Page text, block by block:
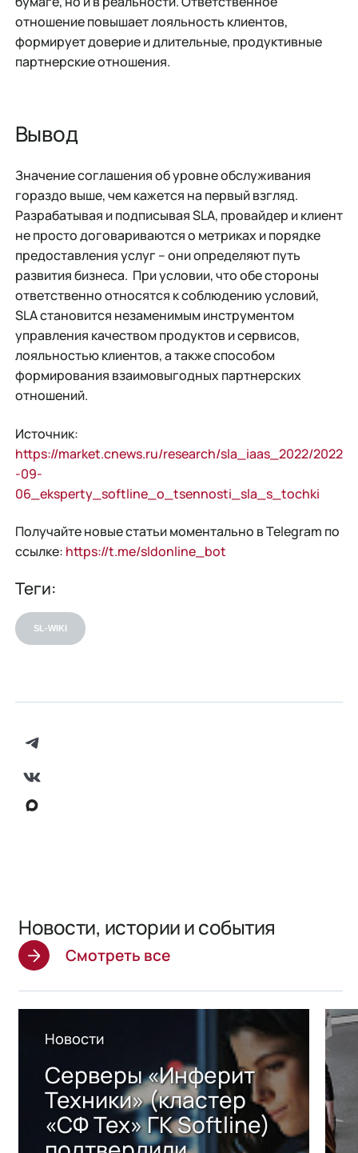
отношение повышает лояльность клиентов,
формирует доверие и длительные, продуктивные
партнерские отношения.
Вывод
Значение соглашения об уровне обслуживания
гораздо выше, чем кажется на первый взгляд.
Разрабатывая и подписывая SLA, провайдер и клиент
не просто договариваются о метриках и порядке
предоставления услуг – они определяют путь
развития бизнеса. При условии, что обе стороны
ответственно относятся к соблюдению условий,
SLA становится незаменимым инструментом
управления качеством продуктов и сервисов,
лояльностью клиентов, а также способом
формирования взаимовыгодных партнерских
отношений.
Источник:
https://market.cnews.ru/research/sla_iaas_2022/2022
-09-
06_eksperty_softline_o_tsennosti_sla_s_tochki
Получайте новые статьи моментально в Telegram по
ссылке: https://t.me/sldonline_bot
Теги:
SL-WIKI
Новости, истории и события
Смотреть все
Новости
Серверы «Инферит
Техники» (кластер
«СФ Тех» ГК Softline)